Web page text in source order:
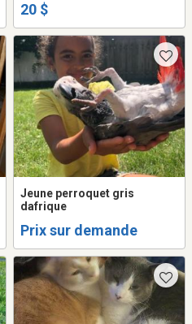
20 $
Jeune perroquet gris
dafrique
Prix sur demande